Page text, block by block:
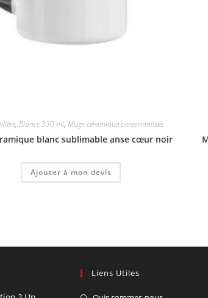
, Blancs 330 ml, Mugs céramique personnalisés
blanc sublimable anse cœur noir
Ajouter à mon devis
Liens Utiles